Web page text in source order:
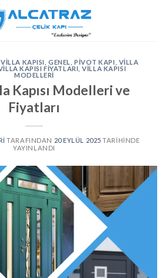
KAPISI ,GENEL PIVOT KAPI
VILLA
KAPISI FIYATLARI ,VILLA KAPISI
MODELLERI
Kapısı Modelleri ve
Fiyatları
TARAFINDAN 20 EYLÜL 2025 TARIHINDE
YAYINLANDI